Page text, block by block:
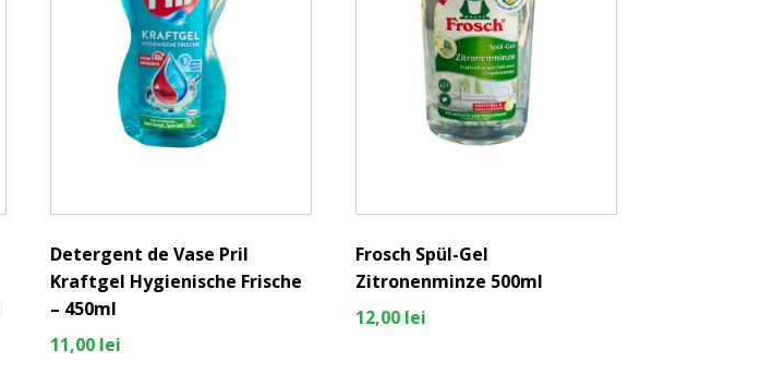
Detergent de Vase Pril
Kraftgel Hygienische Frische
– 450ml
11,00 lei
Frosch Spül-Gel
Zitronenminze 500ml
12,00 lei